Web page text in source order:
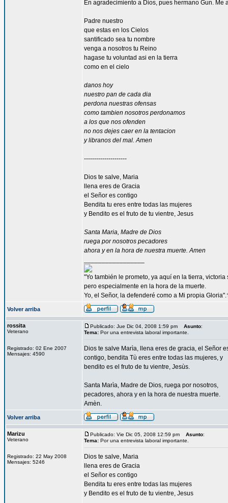
En agradecimiento a Dios, pues hermano Gun.
Padre nuestro
que estas en los Cielos
santificado sea tu nombre
venga a nosotros tu Reino
hagase tu voluntad asi en la tierra
como en el cielo
danos hoy
nuestro pan de cada dia
perdona nuestras ofensas
como tambien nosotros perdonamos
a los que nos ofenden
no nos dejes caer en la tentacion
y libranos del mal. Amen
---------------------
Dios te salve, Maria
llena eres de Gracia
el Señor es contigo
Bendita tu eres entre todas las mujeres
y Bendito es el fruto de tu vientre, Jesus
Santa Maria, Madre de Dios
ruega por nosotros pecadores
ahora y en la hora de nuestra muerte. Amen
"Yo también le prometo, ya aquí en la tierra,
pero especialmente en la hora de la muerte.
Yo, el Señor, la defenderé como a Mi propia
Volver arriba
rossita
Veterano
Registrado: 02 Ene 2007
Mensajes: 4590
Publicado: Jue Dic 04, 2008 1:59 pm Asunto:
Tema: Por una entrevista laboral importante.
Dios te salve Marìa, llena eres de gracia, el Señor
contigo, bendita Tù eres entre todas las mujeres, y
bendito es el fruto de tu vientre, Jesùs.
Santa Marìa, Madre de Dios, ruega por nosotros,
pecadores, ahora y en la hora de nuestra muerte.
Amèn.
Volver arriba
Marizu
Veterano
Registrado: 22 May 2008
Mensajes: 5246
Publicado: Vie Dic 05, 2008 12:59 pm Asunto:
Tema: Por una entrevista laboral importante.
Dios te salve, Maria
llena eres de Gracia
el Señor es contigo
Bendita tu eres entre todas las mujeres
y Bendito es el fruto de tu vientre, Jesus